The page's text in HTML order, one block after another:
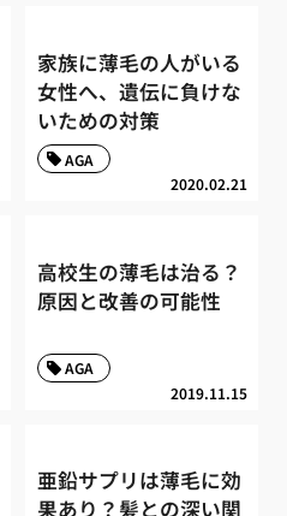
家族に薄毛の人がいる
女性へ、遺伝に負けな
いための対策
2020.02.21
AGA
高校生の薄毛は治る？
原因と改善の可能性
2019.11.15
AGA
亜鉛サプリは薄毛に効
果あり？髪との深い関